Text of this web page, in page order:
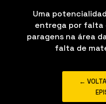
Uma
entrega por falta
paragens na área
falta de
←